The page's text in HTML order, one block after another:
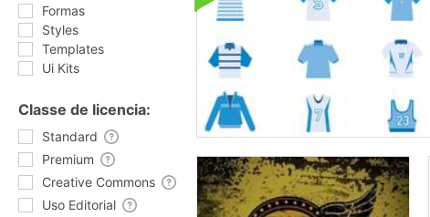
Formas
Styles
Templates
Ui Kits
Classe de licencia:
Standard
Premium
Creative Commons
Uso Editorial